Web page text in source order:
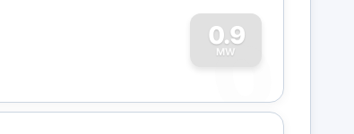
0.9
MW
0